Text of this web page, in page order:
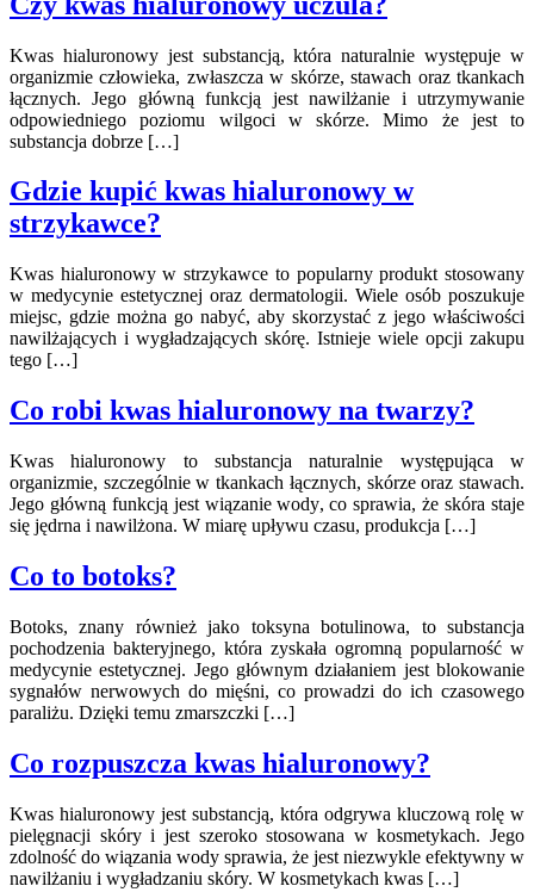
Kwas hialuronowy jest substancją, która naturalnie występuje w
organizmie człowieka, zwłaszcza w skórze, stawach oraz tkankach
łącznych. Jego główną funkcją jest nawilżanie i utrzymywanie
odpowiedniego poziomu wilgoci w skórze. Mimo że jest to
substancja dobrze […]
Gdzie kupić kwas hialuronowy w
strzykawce?
Kwas hialuronowy w strzykawce to popularny produkt stosowany
w medycynie estetycznej oraz dermatologii. Wiele osób poszukuje
miejsc, gdzie można go nabyć, aby skorzystać z jego właściwości
nawilżających i wygładzających skórę. Istnieje wiele opcji zakupu
tego […]
Co robi kwas hialuronowy na twarzy?
Kwas hialuronowy to substancja naturalnie występująca w
organizmie, szczególnie w tkankach łącznych, skórze oraz stawach.
Jego główną funkcją jest wiązanie wody, co sprawia, że skóra staje
się jędrna i nawilżona. W miarę upływu czasu, produkcja […]
Co to botoks?
Botoks, znany również jako toksyna botulinowa, to substancja
pochodzenia bakteryjnego, która zyskała ogromną popularność w
medycynie estetycznej. Jego głównym działaniem jest blokowanie
sygnałów nerwowych do mięśni, co prowadzi do ich czasowego
paraliżu. Dzięki temu zmarszczki […]
Co rozpuszcza kwas hialuronowy?
Kwas hialuronowy jest substancją, która odgrywa kluczową rolę w
pielęgnacji skóry i jest szeroko stosowana w kosmetykach. Jego
zdolność do wiązania wody sprawia, że jest niezwykle efektywny w
nawilżaniu i wygładzaniu skóry. W kosmetykach kwas […]